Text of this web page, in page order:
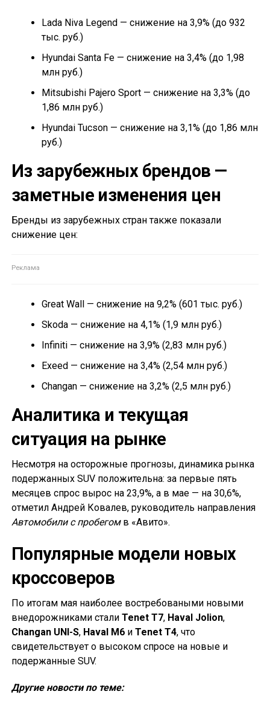
Lada Niva Legend — снижение на 3,9% (до 932
тыс. руб.)
Hyundai Santa Fe — снижение на 3,4% (до 1,98
млн руб.)
Mitsubishi Pajero Sport — снижение на 3,3% (до
1,86 млн руб.)
Hyundai Tucson — снижение на 3,1% (до 1,86 млн
руб.)
Из зарубежных брендов —
заметные изменения цен
Бренды из зарубежных стран также показали
снижение цен:
Great Wall — снижение на 9,2% (601 тыс. руб.)
Skoda — снижение на 4,1% (1,9 млн руб.)
Infiniti — снижение на 3,9% (2,83 млн руб.)
Exeed — снижение на 3,4% (2,54 млн руб.)
Changan — снижение на 3,2% (2,5 млн руб.)
Аналитика и текущая
ситуация на рынке
Несмотря на осторожные прогнозы, динамика рынка
подержанных SUV положительна: за первые пять
месяцев спрос вырос на 23,9%, а в мае — на 30,6%,
отметил Андрей Ковалев, руководитель направления
Автомобили с пробегомв «Авито».
Популярные модели новых
кроссоверов
По итогам мая наиболее востребоваными новыми
внедорожниками стали Tenet T7, Haval Jolion,
Changan UNI-S, Haval M6и Tenet T4, что
свидетельствует о высоком спросе на новые и
подержанные SUV.
Другие новости по теме: